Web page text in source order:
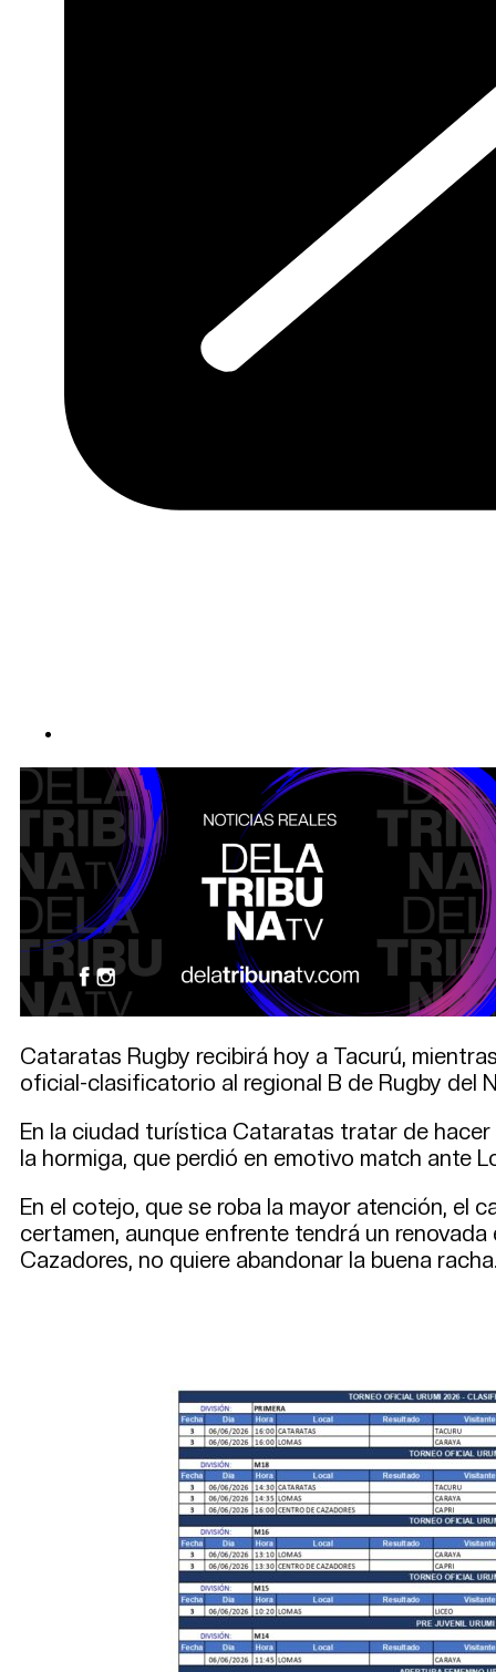
Cataratas Rugby recibirá hoy a Tacurú,
oficial-clasificatorio al regional B de Rugby del
En la ciudad turística Cataratas tratar de
la hormiga, que perdió en emotivo match ante
En el cotejo, que se roba la mayor atención, el
certamen, aunque enfrente tendrá un
Cazadores, no quiere abandonar la buena